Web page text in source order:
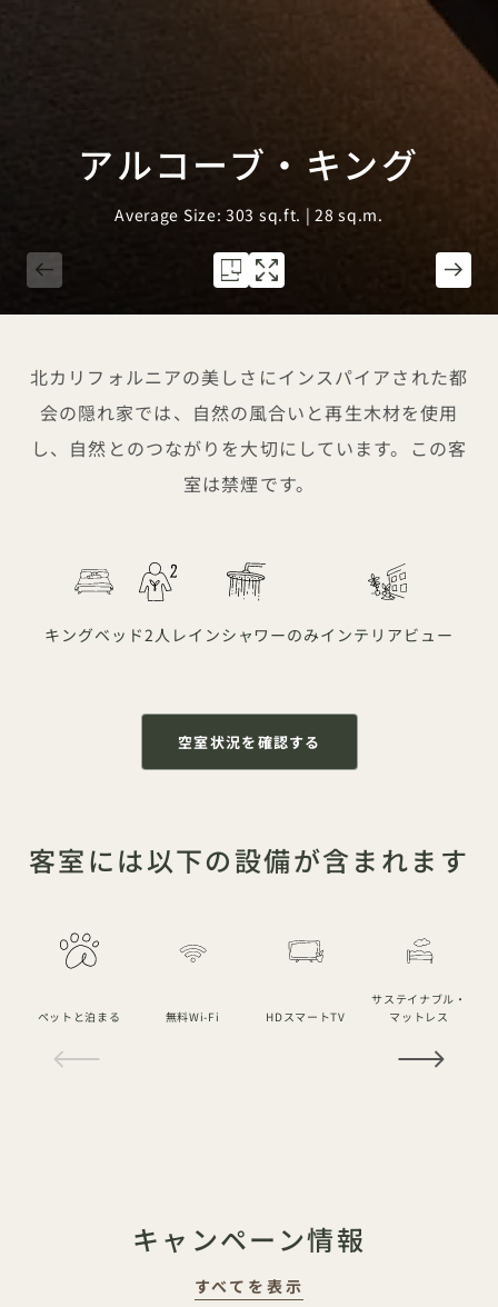
アルコーブ・キング
Average Size: 303 sq.ft. | 28 sq.m.
北カリフォルニアの美しさにインスパイアされた都
会の隠れ家では、自然の風合いと再生木材を使用
し、自然とのつながりを大切にしています。この客
室は禁煙です。
キングベッド 2人 レインシャワーのみインテリアビュー
空室状況を確認する
客室には以下の設備が含まれます
ペットと泊まる 無料Wi-Fi HDスマートTV
サステイナブル・
マットレス
キャンペーン情報
すべてを表示